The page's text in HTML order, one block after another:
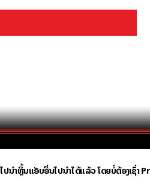
ປນຳຫຼິ້ນແອັບອື່ນໄປນຳໄດ້ແລ້ວ ໂດຍບໍ່ຕ້ອງເຊົ່າ